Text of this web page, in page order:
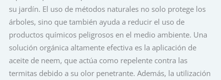
su jardín. El uso de métodos naturales no solo protege los
árboles, sino que también ayuda a reducir el uso de
productos químicos peligrosos en el medio ambiente. Una
solución orgánica altamente efectiva es la aplicación de
aceite de neem, que actúa como repelente contra las
termitas debido a su olor penetrante. Además, la utilización